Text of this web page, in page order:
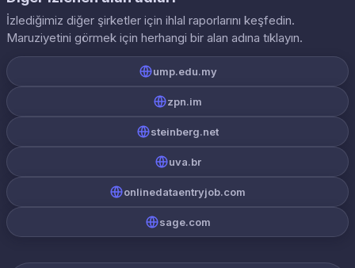
İzlediğimiz diğer şirketler için ihlal raporlarını keşfedin.
Maruziyetini görmek için herhangi bir alan adına tıklayın.
ump.edu.my
zpn.im
steinberg.net
uva.br
onlinedataentryjob.com
sage.com